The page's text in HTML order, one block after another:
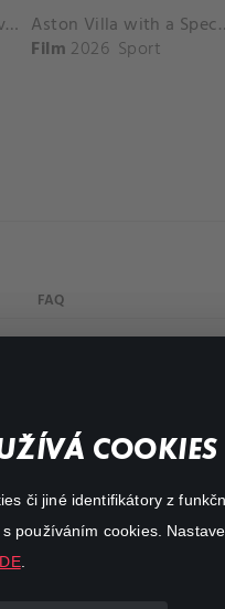
COOKIES
či jiné identifikátory z
používáním cookies.
.
A Panova and Z Yang vs D Schuurs and E Perez Match Highlights - MADRID_Court 8 ( April 24, 2026)
Aston Villa with
Film 2026 Sport
FAQ